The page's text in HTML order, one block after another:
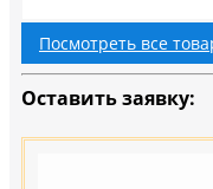
Посмотреть все
Оставить заявку: